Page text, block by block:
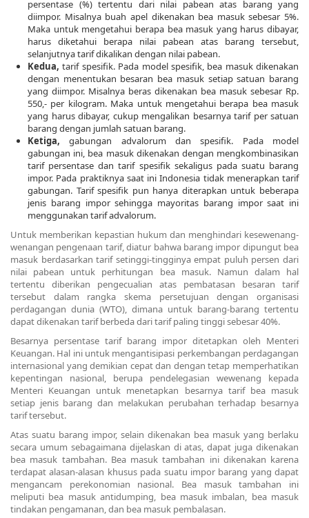
persentase (%) tertentu dari nilai pabean atas barang yang
diimpor. Misalnya buah apel dikenakan bea masuk sebesar 5%.
Maka untuk mengetahui berapa bea masuk yang harus dibayar,
harus diketahui berapa nilai pabean atas barang tersebut,
selanjutnya tarif dikalikan dengan nilai pabean.
Kedua,tarif spesifik. Pada model spesifik, bea masuk dikenakan
dengan menentukan besaran bea masuk setiap satuan barang
yang diimpor. Misalnya beras dikenakan bea masuk sebesar Rp.
550,- per kilogram. Maka untuk mengetahui berapa bea masuk
yang harus dibayar, cukup mengalikan besarnya tarif per satuan
barang dengan jumlah satuan barang.
Ketiga,gabungan advalorum dan spesifik. Pada model
gabungan ini, bea masuk dikenakan dengan mengkombinasikan
tarif persentase dan tarif spesifik sekaligus pada suatu barang
impor. Pada praktiknya saat ini Indonesia tidak menerapkan tarif
gabungan. Tarif spesifik pun hanya diterapkan untuk beberapa
jenis barang impor sehingga mayoritas barang impor saat ini
menggunakan tarif advalorum.
Untuk memberikan kepastian hukum dan menghindari kesewenang-
wenangan pengenaan tarif, diatur bahwa barang impor dipungut bea
masuk berdasarkan tarif setinggi-tingginya empat puluh persen dari
nilai pabean untuk perhitungan bea masuk. Namun dalam hal
tertentu diberikan pengecualian atas pembatasan besaran tarif
tersebut dalam rangka skema persetujuan dengan organisasi
perdagangan dunia (WTO), dimana untuk barang-barang tertentu
dapat dikenakan tarif berbeda dari tarif paling tinggi sebesar 40%.
Besarnya persentase tarif barang impor ditetapkan oleh Menteri
Keuangan. Hal ini untuk mengantisipasi perkembangan perdagangan
internasional yang demikian cepat dan dengan tetap memperhatikan
kepentingan nasional, berupa pendelegasian wewenang kepada
Menteri Keuangan untuk menetapkan besarnya tarif bea masuk
setiap jenis barang dan melakukan perubahan terhadap besarnya
tarif tersebut.
Atas suatu barang impor, selain dikenakan bea masuk yang berlaku
secara umum sebagaimana dijelaskan di atas, dapat juga dikenakan
bea masuk tambahan. Bea masuk tambahan ini dikenakan karena
terdapat alasan-alasan khusus pada suatu impor barang yang dapat
mengancam perekonomian nasional. Bea masuk tambahan ini
meliputi bea masuk antidumping, bea masuk imbalan, bea masuk
tindakan pengamanan, dan bea masuk pembalasan.